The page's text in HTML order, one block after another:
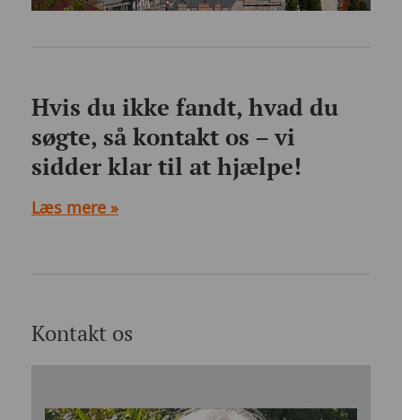
Hvis du ikke fandt, hvad du
søgte, så kontakt os – vi
sidder klar til at hjælpe!
Læs mere »
Kontakt os